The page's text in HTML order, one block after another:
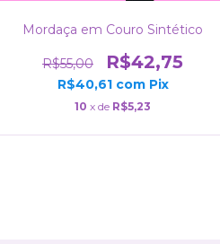
Mordaça em Couro Sintético
R$55,00 R$42,75
R$40,61 com Pix
10 x de R$5,23